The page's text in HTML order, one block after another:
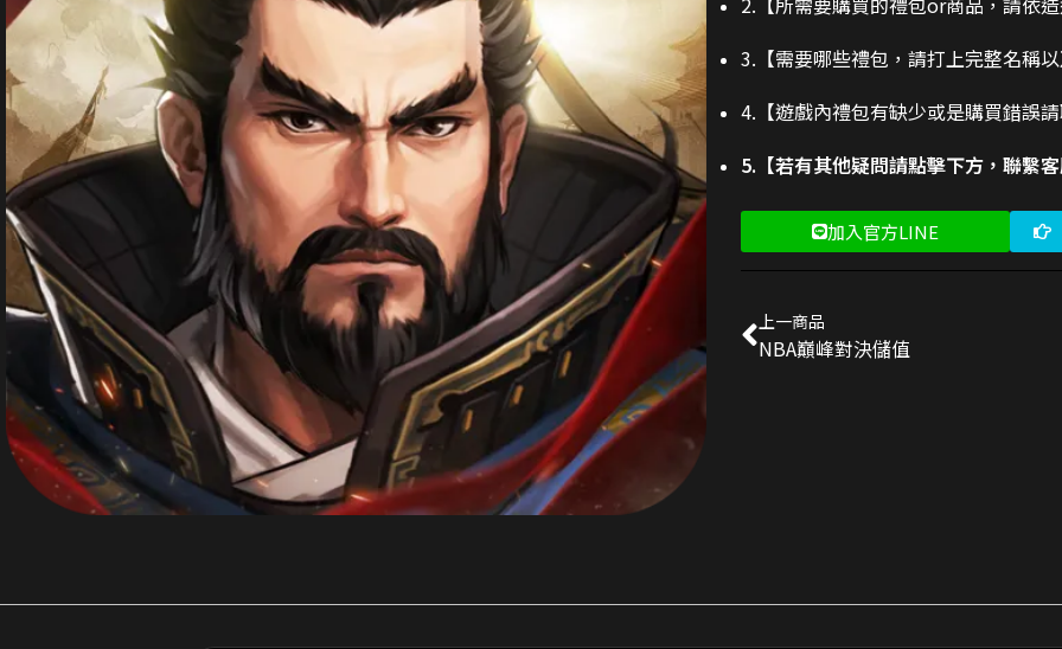
3. 【需要哪些禮包，請打上完整名稱
4.【遊戲內禮包有缺少或是購買錯誤
5.【若有其他疑問請點擊下方，聯繫
加入官方LINE
上一商品
NBA巔峰對決儲值